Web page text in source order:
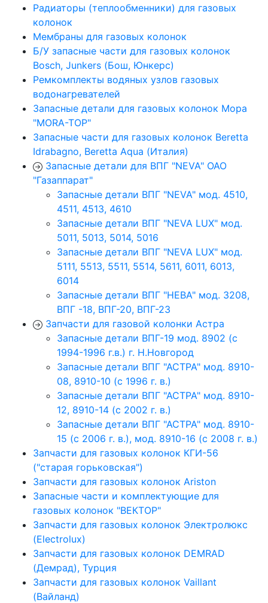
Радиаторы (теплообменники) для газовых
колонок
Мембраны для газовых колонок
Б/У запасные части для газовых колонок
Bosсh, Junkers (Бош, Юнкерс)
Ремкомплекты водяных узлов газовых
водонагревателей
Запасные детали для газовых колонок Мора
"МORA-TOP"
Запасные части для газовых колонок Beretta
Idrabagno, Beretta Aqua (Италия)
Запасные детали для ВПГ "NEVA" ОАО
"Газаппарат"
Запасные детали ВПГ "NEVA" мод. 4510,
4511, 4513, 4610
Запасные детали ВПГ "NEVA LUX" мод.
5011, 5013, 5014, 5016
Запасные детали ВПГ "NEVA LUX" мод.
5111, 5513, 5511, 5514, 5611, 6011, 6013,
6014
Запасные детали ВПГ "НЕВА" мод. 3208,
ВПГ -18, ВПГ-20, ВПГ-23
Запчасти для газовой колонки Астра
Запасные детали ВПГ-19 мод. 8902 (с
1994-1996 г.в.) г. Н.Новгород
Запасные детали ВПГ "АСТРА" мод. 8910-
08, 8910-10 (с 1996 г. в.)
Запасные детали ВПГ "АСТРА" мод. 8910-
12, 8910-14 (с 2002 г. в.)
Запасные детали ВПГ "АСТРА" мод. 8910-
15 (с 2006 г. в.), мод. 8910-16 (с 2008 г. в.)
Запчасти для газовых колонок КГИ-56
("старая горьковская")
Запчасти для газовых колонок Ariston
Запасные части и комплектующие для
газовых колонок "ВЕКТОР"
Запчасти для газовых колонок Электролюкс
(Electrolux)
Запчасти для газовых колонок DEMRAD
(Демрад), Турция
Запчасти для газовых колонок Vaillant
(Вайланд)